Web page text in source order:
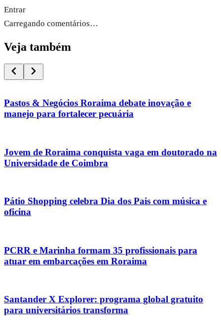
Entrar
Carregando comentários…
Veja também
Pastos & Negócios Roraima debate inovação e
manejo para fortalecer pecuária
Jovem de Roraima conquista vaga em doutorado na
Universidade de Coimbra
Pátio Shopping celebra Dia dos Pais com música e
oficina
PCRR e Marinha formam 35 profissionais para
atuar em embarcações em Roraima
Santander X Explorer: programa global gratuito
para universitários transforma